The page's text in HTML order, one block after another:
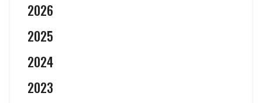
2026
2025
2024
2023